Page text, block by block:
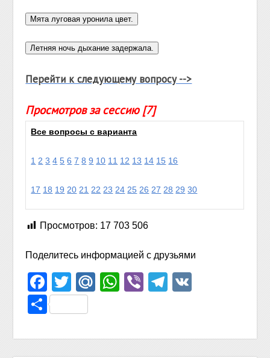
Перейти к следующему вопросу -->
Просмотров за сессию [7]
Все вопросы с варианта
1 2 3 4 5 6 7 8 9 10 11 12 13 14 15 16
17 18 19 20 21 22 23 24 25 26 27 28 29 30
Просмотров: 17 703 506
Поделитесь информацией с друзьями
Facebook
TwitterMail.Ru
WhatsApp
ViberTelegram
Отправить